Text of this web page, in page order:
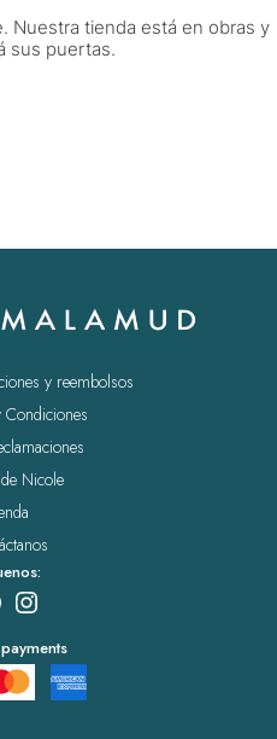
Nuestra tienda está en obras y
sus puertas.
y reembolsos
Nicole
Instagram